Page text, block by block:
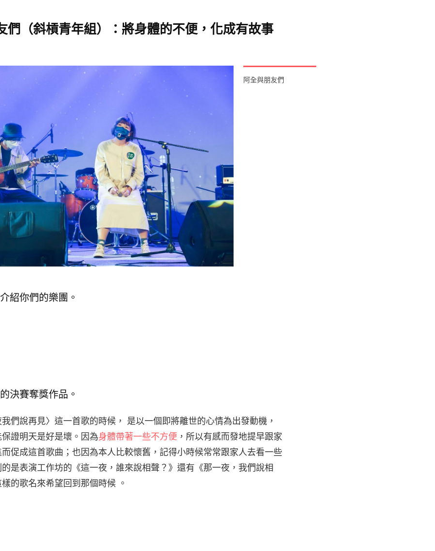
（斜槓青年組）：將身體的不便，化成有故事
阿全與朋友們
紹你們的樂團。
決賽奪獎作品。
們說再見〉這一首歌的時候， 是以一個即將離世的心情為出發動機，
證明天是好是壞。因為身體帶著一些不方便 ，所以有感而發地提早跟家
促成這首歌曲；也因為本人比較懷舊，記得小時候常常跟家人去看一些
是表演工作坊的《這一夜，誰來說相聲？》還有《那一夜，我們說相
的歌名來希望回到那個時候 。